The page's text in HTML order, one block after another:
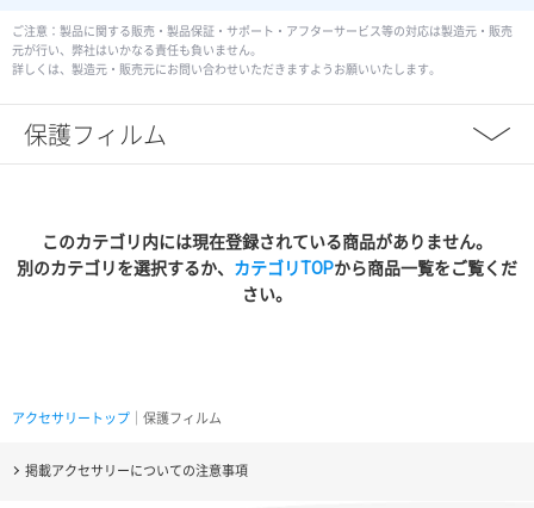
ご注意：製品に関する販売・製品保証・サポート・アフターサービス等の対応は製造元・販売
元が行い、弊社はいかなる責任も負いません。
詳しくは、製造元・販売元にお問い合わせいただきますようお願いいたします。
保護フィルム
このカテゴリ内には現在登録されている商品がありません。
別のカテゴリを選択するか、 カテゴリTOPから商品一覧をご覧くだ
さい。
アクセサリートップ ｜保護フィルム
掲載アクセサリーについての注意事項